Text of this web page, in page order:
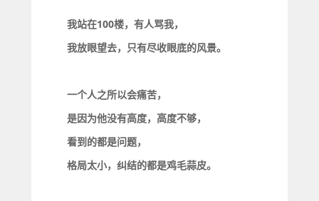
我站在100楼，有人骂我，
我放眼望去，只有尽收眼底的风景。
一个人之所以会痛苦，
是因为他没有高度，高度不够，
看到的都是问题，
格局太小，纠结的都是鸡毛蒜皮。